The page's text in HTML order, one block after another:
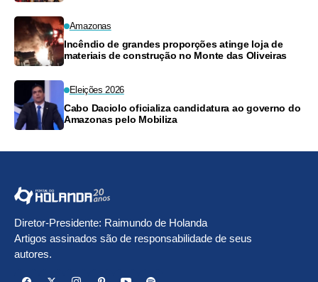
Amazonas
Incêndio de grandes proporções atinge loja de
materiais de construção no Monte das Oliveiras
Eleições 2026
Cabo Daciolo oficializa candidatura ao governo do
Amazonas pelo Mobiliza
Diretor-Presidente: Raimundo de Holanda
Artigos assinados são de responsabilidade de seus
autores.